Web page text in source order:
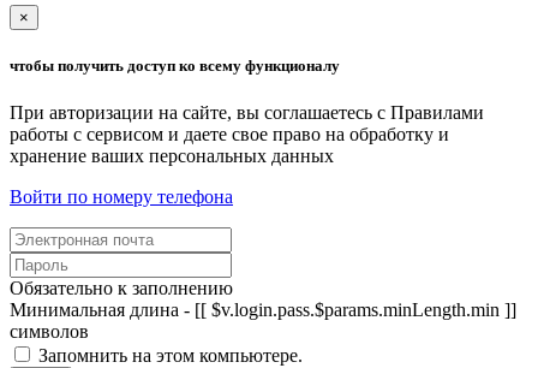
×
чтобы получить доступ ко всему функционалу
При авторизации на сайте, вы соглашаетесь с Правилами
работы с сервисом и даете свое право на обработку и
хранение ваших персональных данных
Войти по номеру телефона
Обязательно к заполнению
Минимальная длина - [[ $v.login.pass.$params.minLength.min ]]
символов
Запомнить на этом компьютере.